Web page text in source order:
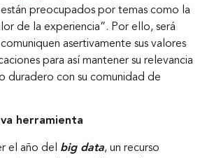
preocupados por temas como la
de la experiencia”. Por ello, será
asertivamente sus valores
para así mantener su relevancia
duradero con su comunidad de
herramienta
el año del big data, un recurso